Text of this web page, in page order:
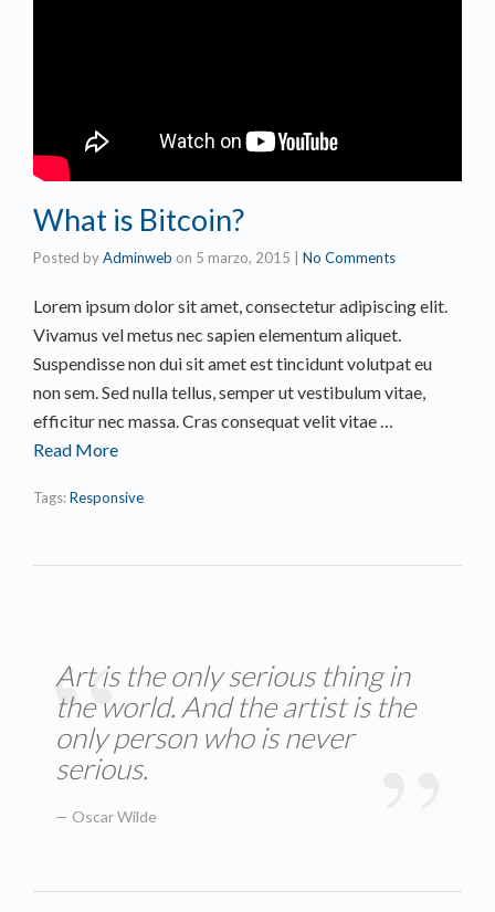
What is Bitcoin?
Posted byAdminweb on 5 marzo, 2015 No Comments
Lorem ipsum dolor sit amet, consectetur adipiscing elit.
Vivamus vel metus nec sapien elementum aliquet.
Suspendisse non dui sit amet est tincidunt volutpat eu
non sem. Sed nulla tellus, semper ut vestibulum vitae,
efficitur nec massa. Cras consequat velit vitae …
Read More
Tags:Responsive
Art is the only serious thing in
the world. And the artist is the
only person who is never
serious.
Oscar Wilde